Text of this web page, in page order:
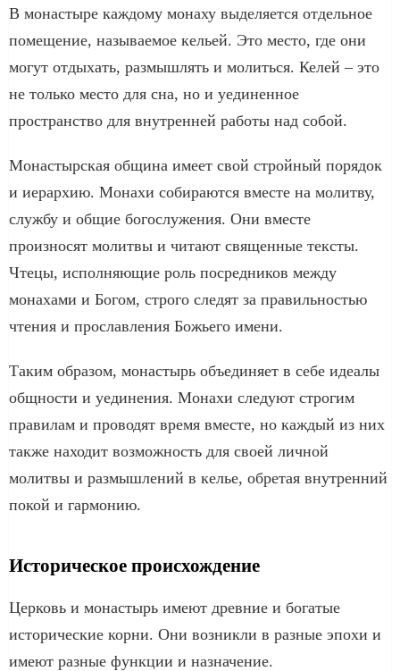
В монастыре каждому монаху выделяется отдельное
помещение, называемое кельей. Это место, где они
могут отдыхать, размышлять и молиться. Келей – это
не только место для сна, но и уединенное
пространство для внутренней работы над собой.
Монастырская община имеет свой стройный порядок
и иерархию. Монахи собираются вместе на молитву,
службу и общие богослужения. Они вместе
произносят молитвы и читают священные тексты.
Чтецы, исполняющие роль посредников между
монахами и Богом, строго следят за правильностью
чтения и прославления Божьего имени.
Таким образом, монастырь объединяет в себе идеалы
общности и уединения. Монахи следуют строгим
правилам и проводят время вместе, но каждый из них
также находит возможность для своей личной
молитвы и размышлений в келье, обретая внутренний
покой и гармонию.
Историческое происхождение
Церковь и монастырь имеют древние и богатые
исторические корни. Они возникли в разные эпохи и
имеют разные функции и назначение.